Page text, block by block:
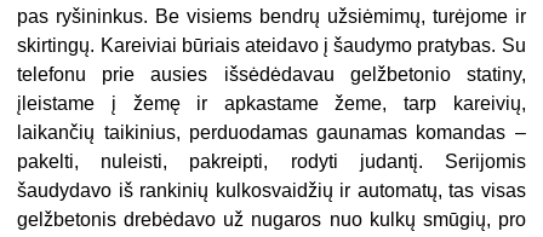
pas ryšininkus. Be visiems bendrų užsiėmimų, turėjome ir
skirtingų. Kareiviai būriais ateidavo į šaudymo pratybas. Su
telefonu prie ausies išsėdėdavau gelžbetonio statiny,
įleistame į žemę ir apkastame žeme, tarp kareivių,
laikančių taikinius, perduodamas gaunamas komandas –
pakelti, nuleisti, pakreipti, rodyti judantį. Serijomis
šaudydavo iš rankinių kulkosvaidžių ir automatų, tas visas
gelžbetonis drebėdavo už nugaros nuo kulkų smūgių, pro